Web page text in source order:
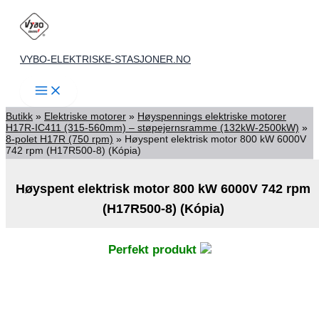
Skip
content
VYBO-ELEKTRISKE-STASJONER.NO
Butikk » Elektriske motorer » Høyspennings elektriske motorer
H17R-IC411 (315-560mm) – støpejernsramme (132kW-2500kW) »
8-polet H17R (750 rpm) » Høyspent elektrisk motor 800 kW 6000V
742 rpm (H17R500-8) (Kópia)
Høyspent elektrisk motor 800 kW 6000V 742 rpm
(H17R500-8) (Kópia)
Perfekt produkt